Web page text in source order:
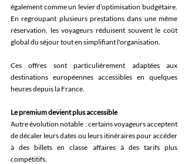
également comme un levier d’optimisation budgétaire.
En regroupant plusieurs prestations dans une même
réservation, les voyageurs réduisent souvent le coût
global du séjour tout en simplifiant l'organisation.
Ces offres sont particulièrement adaptées aux
destinations européennes accessibles en quelques
heures depuis la France.
Le premium devient plus accessible
Autre évolution notable : certains voyageurs acceptent
de décaler leurs dates ou leurs itinéraires pour accéder
à des billets en classe affaires à des tarifs plus
compétitifs.